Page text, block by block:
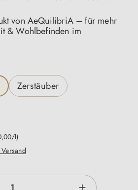
von AeQuilibriA – für mehr
& Wohlbefinden im
Zerstäuber
l)
Gib den gewünschten